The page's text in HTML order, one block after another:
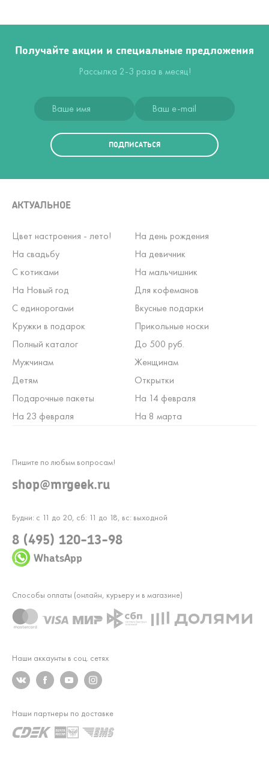
Получайте акции и специальные предложения
Рассылка 2-3 раза в месяц!
ПОДПИСАТЬСЯ
АКТУАЛЬНОЕ
Цвет настроения - лето!
На день рождения
На свадьбу
На девичник
С котиками
На мальчишник
На Новый год
Для кофеманов
С единорогами
Вкусные подарки
Кружки в подарок
Прикольные носки
Полный каталог
До 500 руб.
Мужчинам
Женщинам
Детям
Открытки
Подарочные пакеты
На 14 февраля
На 23 февраля
На 8 марта
Будни: с 11 до 20, сб: 11 до 18, вс: выходной
8 (495) 120-13-98
WhatsApp
Пишите по любым вопросам!
shop@mrgeek.ru
Наши аккаунты в соц. сетях
Способы оплаты (онлайн, курьеру и в магазине)
Наши партнеры по доставке